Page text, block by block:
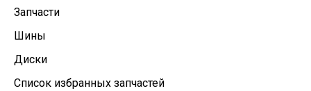
Запчасти
Шины
Диски
Список избранных запчастей